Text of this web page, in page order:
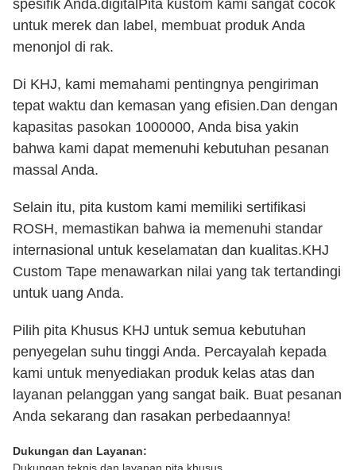
spesifik Anda.digitalPita kustom kami sangat cocok
untuk merek dan label, membuat produk Anda
menonjol di rak.
Di KHJ, kami memahami pentingnya pengiriman
tepat waktu dan kemasan yang efisien.Dan dengan
kapasitas pasokan 1000000, Anda bisa yakin
bahwa kami dapat memenuhi kebutuhan pesanan
massal Anda.
Selain itu, pita kustom kami memiliki sertifikasi
ROSH, memastikan bahwa ia memenuhi standar
internasional untuk keselamatan dan kualitas.KHJ
Custom Tape menawarkan nilai yang tak tertandingi
untuk uang Anda.
Pilih pita Khusus KHJ untuk semua kebutuhan
penyegelan suhu tinggi Anda. Percayalah kepada
kami untuk menyediakan produk kelas atas dan
layanan pelanggan yang sangat baik. Buat pesanan
Anda sekarang dan rasakan perbedaannya!
Dukungan dan Layanan: